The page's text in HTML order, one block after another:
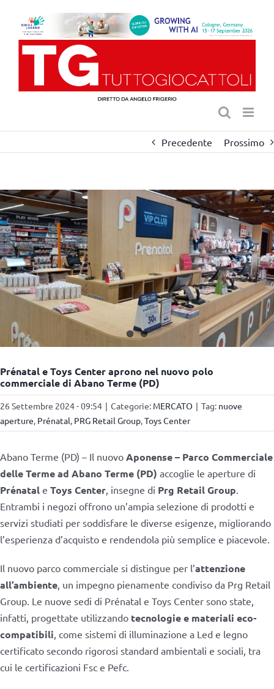
contenuto
Precedente Prossimo
Prénatal e Toys Center aprono nel nuovo polo
commerciale di Abano Terme (PD)
26 Settembre 2024 - 09:54 | Categorie: MERCATO | Tag: nuove
aperture, Prénatal, PRG Retail Group,Toys Center
Abano Terme (PD) – Il nuovo Aponense – Parco Commerciale
delle Terme ad Abano Terme (PD) accoglie le aperture di
Prénatal e Toys Center, insegne di Prg Retail Group.
Entrambi i negozi offrono un’ampia selezione di prodotti e
servizi studiati per soddisfare le diverse esigenze, migliorando
l’esperienza d’acquisto e rendendola più semplice e piacevole.
Il nuovo parco commerciale si distingue per l’attenzione
all’ambiente, un impegno pienamente condiviso da Prg Retail
Group. Le nuove sedi di Prénatal e Toys Center sono state,
infatti, progettate utilizzando tecnologie e materiali eco-
compatibili, come sistemi di illuminazione a Led e legno
certificato secondo rigorosi standard ambientali e sociali, tra
cui le certificazioni Fsc e Pefc.